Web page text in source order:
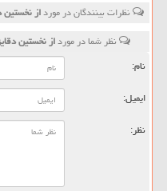
نظرات بینندگان در مورداز نخستین
نظر شما در مورداز نخستین
نام:
ایمیل:
نظر: